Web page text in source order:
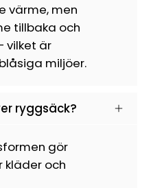
värme, men
tillbaka och
vilket är
miljöer.
ryggsäck?
gör
kläder och